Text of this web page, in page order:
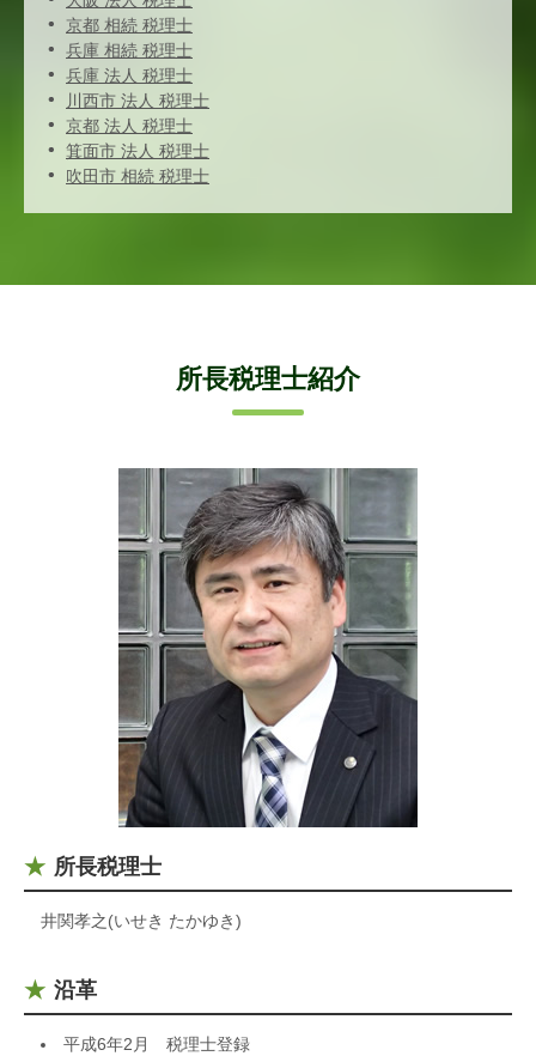
京都 相続 税理士
兵庫 相続 税理士
兵庫 法人 税理士
川西市 法人 税理士
京都 法人 税理士
箕面市 法人 税理士
吹田市 相続 税理士
所長税理士紹介
所長税理士
井関孝之(いせき たかゆき)
沿革
平成6年2月 税理士登録